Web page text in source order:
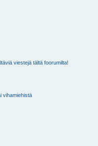
viestejä tältä foorumilta!
vihamiehistä